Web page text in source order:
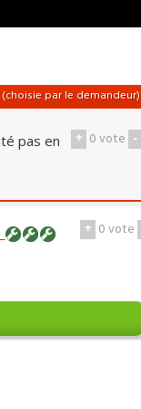
par le demandeur)
+ 0vote -
pas en
+ 0vote